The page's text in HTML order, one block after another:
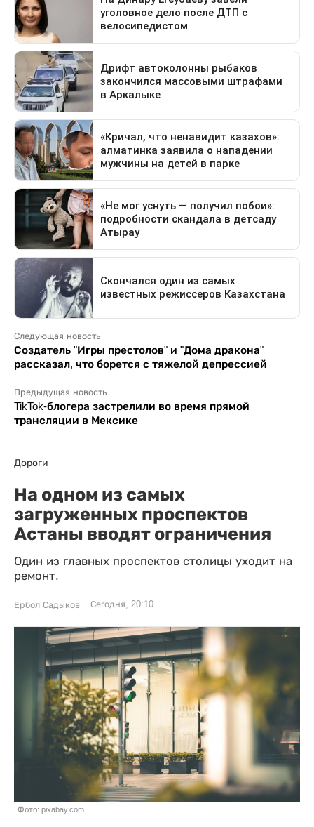
Следующая новость
Создатель "Игры престолов" и "Дома дракона"
рассказал, что борется с тяжелой депрессией
Предыдущая новость
TikTok-блогера застрелили во время прямой
трансляции в Мексике
Дороги
На одном из самых
загруженных проспектов
Астаны вводят ограничения
Один из главных проспектов столицы уходит на
ремонт.
Ербол Садыков Сегодня, 20:10
Фото: pixabay.com